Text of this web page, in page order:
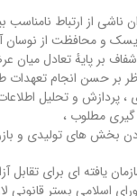
ناشی از ارتباط نامناسب
و محافظت از نوسان
بر پایهٔ تعادل میان
بر حسن انجام تعهدات
و تحلیل اطلاعات
گیری مطلوب ،
بخش های تولیدی و
یافته ای برای
اسلامی بستر قانونی